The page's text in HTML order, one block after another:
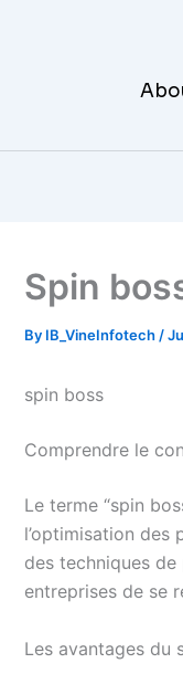
Spin
By IB_VineInfotech /
spin boss
Comprendre le
Le terme “spin
l’optimisation des
des techniques
entreprises de se
Les avantages du